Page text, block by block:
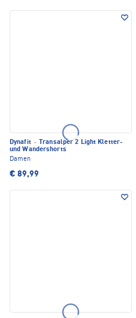
Dynafit ·
Transalper 2 Light Kletter-
und Wandershorts
Damen
€ 89,99